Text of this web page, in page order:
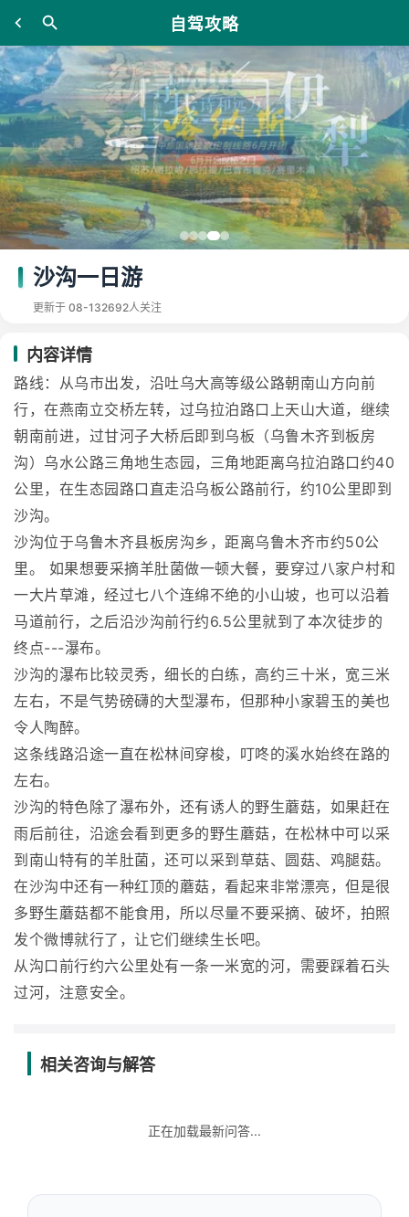
自驾攻略
沙沟一日游
更新于 08-132692人关注
内容详情
路线：从乌市出发，沿吐乌大高等级公路朝南山方向前
行，在燕南立交桥左转，过乌拉泊路口上天山大道，继续
朝南前进，过甘河子大桥后即到乌板（乌鲁木齐到板房
沟）乌水公路三角地生态园，三角地距离乌拉泊路口约40
公里，在生态园路口直走沿乌板公路前行，约10公里即到
沙沟。
沙沟位于乌鲁木齐县板房沟乡，距离乌鲁木齐市约50公
里。 如果想要采摘羊肚菌做一顿大餐，要穿过八家户村和
一大片草滩，经过七八个连绵不绝的小山坡，也可以沿着
马道前行，之后沿沙沟前行约6.5公里就到了本次徒步的
终点---瀑布。
沙沟的瀑布比较灵秀，细长的白练，高约三十米，宽三米
左右，不是气势磅礴的大型瀑布，但那种小家碧玉的美也
令人陶醉。
这条线路沿途一直在松林间穿梭，叮咚的溪水始终在路的
左右。
沙沟的特色除了瀑布外，还有诱人的野生蘑菇，如果赶在
雨后前往，沿途会看到更多的野生蘑菇，在松林中可以采
到南山特有的羊肚菌，还可以采到草菇、圆菇、鸡腿菇。
在沙沟中还有一种红顶的蘑菇，看起来非常漂亮，但是很
多野生蘑菇都不能食用，所以尽量不要采摘、破坏，拍照
发个微博就行了，让它们继续生长吧。
从沟口前行约六公里处有一条一米宽的河，需要踩着石头
过河，注意安全。
相关咨询与解答
正在加载最新问答...